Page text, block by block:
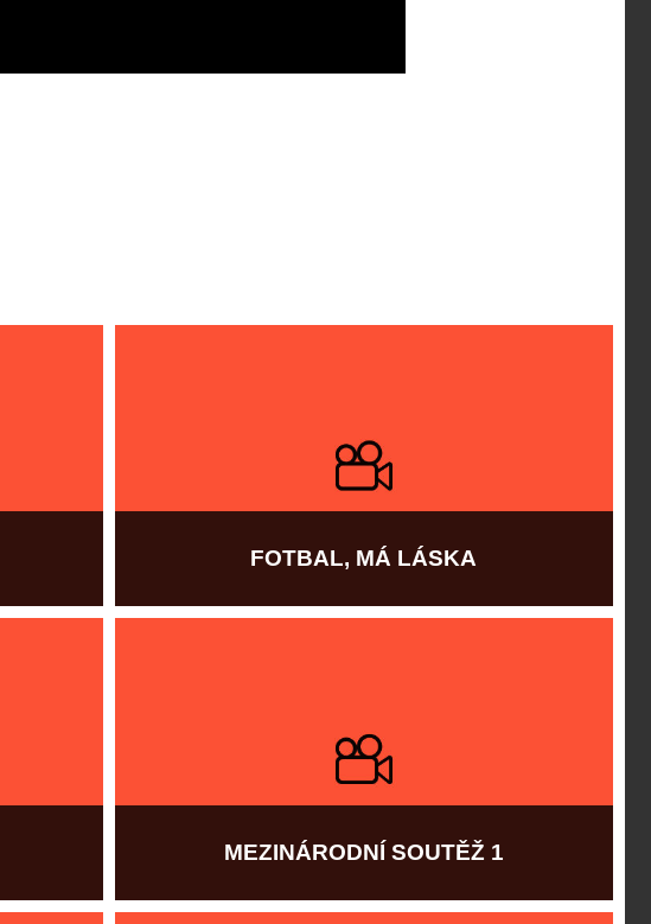
FOTBAL, MÁ LÁSKA
MEZINÁRODNÍ SOUTĚŽ 1